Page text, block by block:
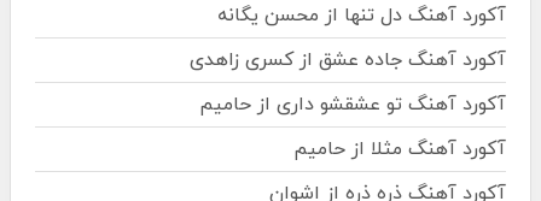
آکورد آهنگ دل تنها از محسن یگانه
آکورد آهنگ جاده عشق از کسری زاهدی
آکورد آهنگ تو عشقشو داری از حامیم
آکورد آهنگ مثلا از حامیم
آکورد آهنگ ذره ذره از اشوان